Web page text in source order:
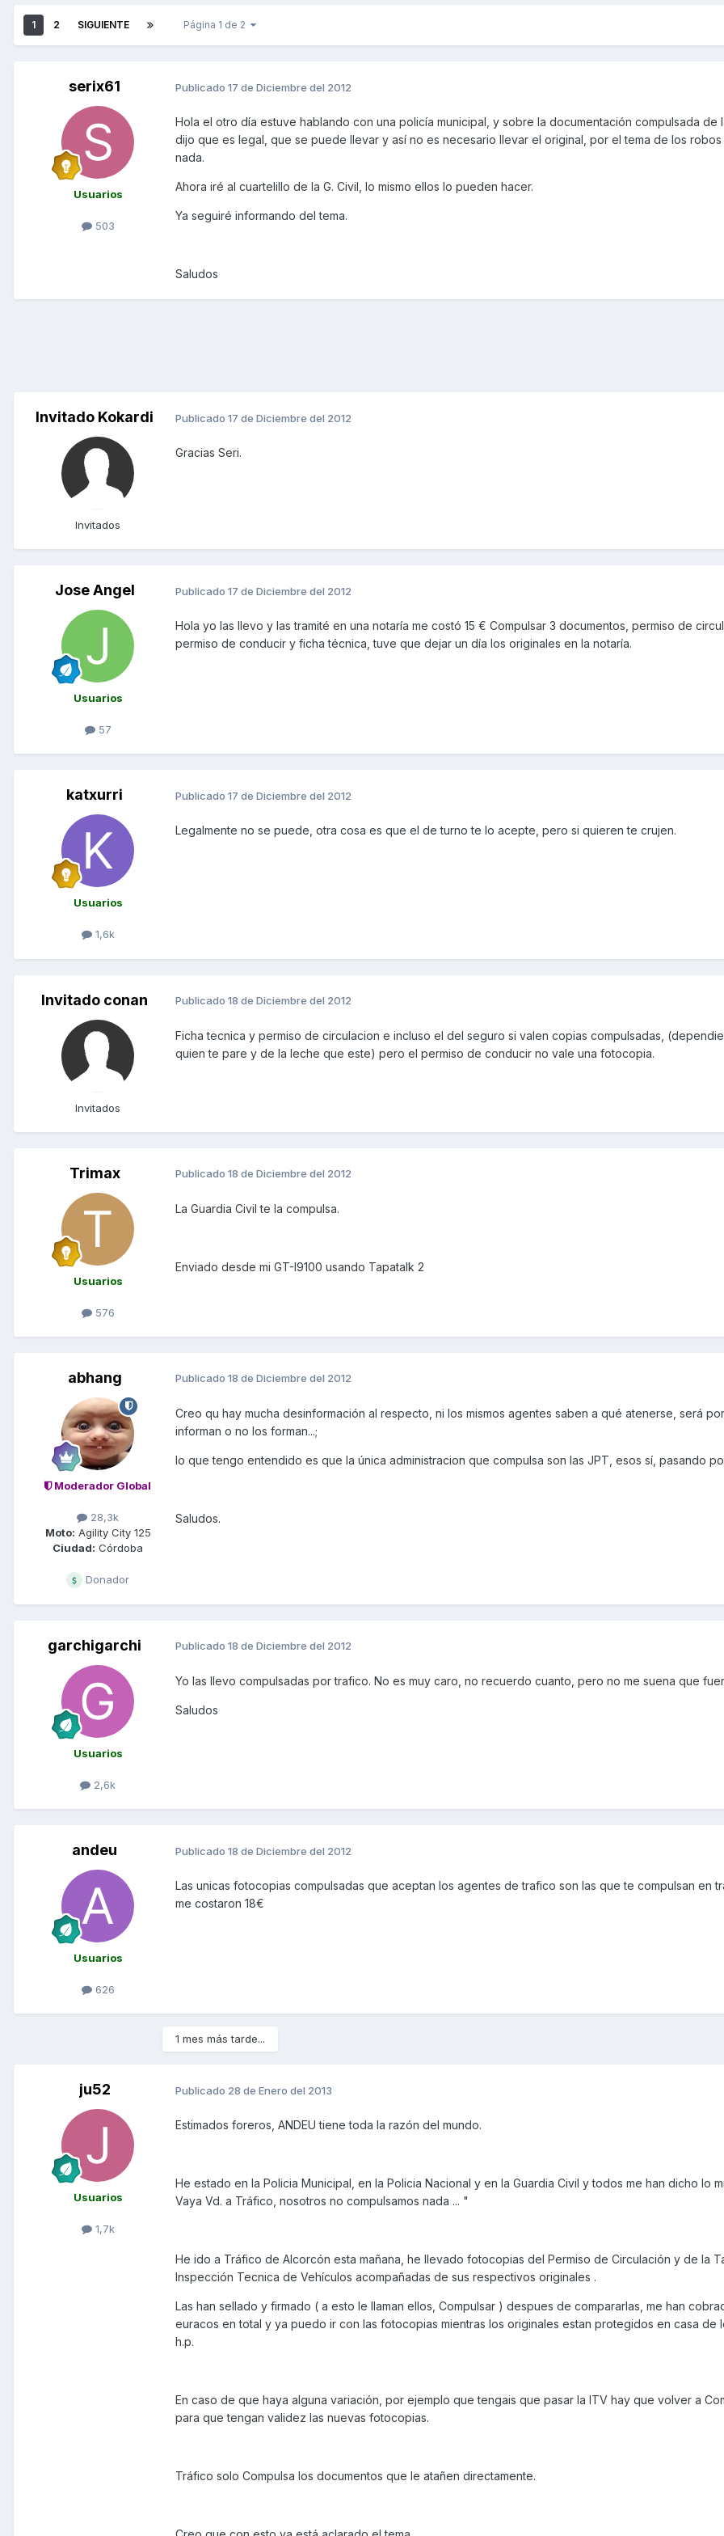
1 2 SIGUIENTE Página 1 de 2
serix61
Usuarios
503
Publicado 17 de Diciembre del 2012
Hola el otro día estuve hablando con una policía municipal, y sobre la documentación compulsada de
dijo que es legal, que se puede llevar y así no es necesario llevar el original, por el tema de los robos
nada.
Ahora iré al cuartelillo de la G. Civil, lo mismo ellos lo pueden hacer.
Ya seguiré informando del tema.
Saludos
Invitado Kokardi
Invitados
Publicado 17 de Diciembre del 2012
Gracias Seri.
Jose Angel
Usuarios
57
Publicado 17 de Diciembre del 2012
Hola yo las llevo y las tramité en una notaría me costó 15 € Compulsar 3 documentos, permiso de
permiso de conducir y ficha técnica, tuve que dejar un día los originales en la notaría.
katxurri
Usuarios
1,6k
Publicado 17 de Diciembre del 2012
Legalmente no se puede, otra cosa es que el de turno te lo acepte, pero si quieren te crujen.
Invitado conan
Invitados
Publicado 18 de Diciembre del 2012
Ficha tecnica y permiso de circulacion e incluso el del seguro si valen copias compulsadas,
quien te pare y de la leche que este) pero el permiso de conducir no vale una fotocopia.
Trimax
Usuarios
576
Publicado 18 de Diciembre del 2012
La Guardia Civil te la compulsa.
Enviado desde mi GT-I9100 usando Tapatalk 2
abhang
Moderador Global
28,3k
Moto: Agility City 125
Ciudad: Córdoba
Donador
Publicado 18 de Diciembre del 2012
Creo qu hay mucha desinformación al respecto, ni los mismos agentes saben a qué atenerse, será
informan o no los forman...;
lo que tengo entendido es que la única administracion que compulsa son las JPT, esos sí, pasando
Saludos.
garchigarchi
Usuarios
2,6k
Publicado 18 de Diciembre del 2012
Yo las llevo compulsadas por trafico. No es muy caro, no recuerdo cuanto, pero no me suena que
Saludos
andeu
Usuarios
626
Publicado 18 de Diciembre del 2012
Las unicas fotocopias compulsadas que aceptan los agentes de trafico son las que te compulsan en
me costaron 18€
1 mes más tarde...
ju52
Usuarios
1,7k
Publicado 28 de Enero del 2013
Estimados foreros, ANDEU tiene toda la razón del mundo.
He estado en la Policia Municipal, en la Policia Nacional y en la Guardia Civil y todos me han dicho lo
Vaya Vd. a Tráfico, nosotros no compulsamos nada ... "
He ido a Tráfico de Alcorcón esta mañana, he llevado fotocopias del Permiso de Circulación y de la
Inspección Tecnica de Vehículos acompañadas de sus respectivos originales .
Las han sellado y firmado ( a esto le llaman ellos, Compulsar ) despues de compararlas, me han
euracos en total y ya puedo ir con las fotocopias mientras los originales estan protegidos en casa de
h.p.
En caso de que haya alguna variación, por ejemplo que tengais que pasar la ITV hay que volver a
para que tengan validez las nuevas fotocopias.
Tráfico solo Compulsa los documentos que le atañen directamente.